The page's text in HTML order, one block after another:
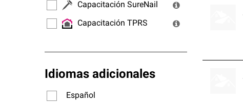
Capacitación SureNail
Capacitación TPRS
Idiomas adicionales
Español